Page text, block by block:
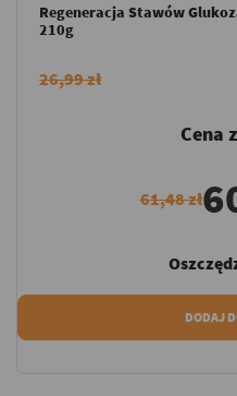
Regeneracja Stawów
210g
26,99 zł
Cena
61,48 zł
DODAJ